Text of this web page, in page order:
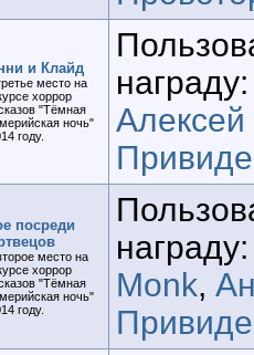
и Клайд
место на
хоррор
"Тёмная
ночь"
году.
посреди
место на
хоррор
"Тёмная
ночь"
году.
Monk,